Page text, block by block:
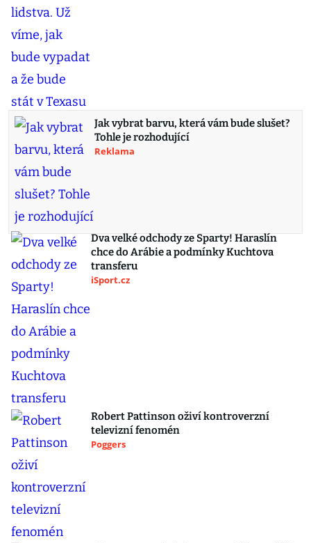
Jak vybrat barvu, která vám bude slušet?
Tohle je rozhodující
Reklama
Dva velké odchody ze Sparty! Haraslín
chce do Arábie a podmínky Kuchtova
transferu
iSport.cz
Robert Pattinson oživí kontroverzní
televizní fenomén
Poggers